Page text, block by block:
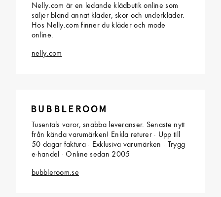
Nelly.com är en ledande klädbutik online som
säljer bland annat kläder, skor och underkläder.
Hos Nelly.com finner du kläder och mode
online.
nelly.com
Tusentals varor, snabba leveranser. Senaste nytt
från kända varumärken! Enkla returer · Upp till
50 dagar faktura · Exklusiva varumärken · Trygg
e-handel · Online sedan 2005
bubbleroom.se